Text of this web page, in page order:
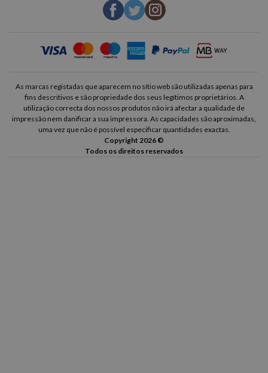
As marcas registadas que aparecem no sítio web são utilizadas apenas para
fins descritivos e são propriedade dos seus legítimos proprietários. A
utilização correcta dos nossos produtos não irá afectar a qualidade de
impressão nem danificar a sua impressora. As capacidades são aproximadas,
uma vez que não é possível especificar quantidades exactas.
Copyright 2026 ©
Todos os direitos reservados